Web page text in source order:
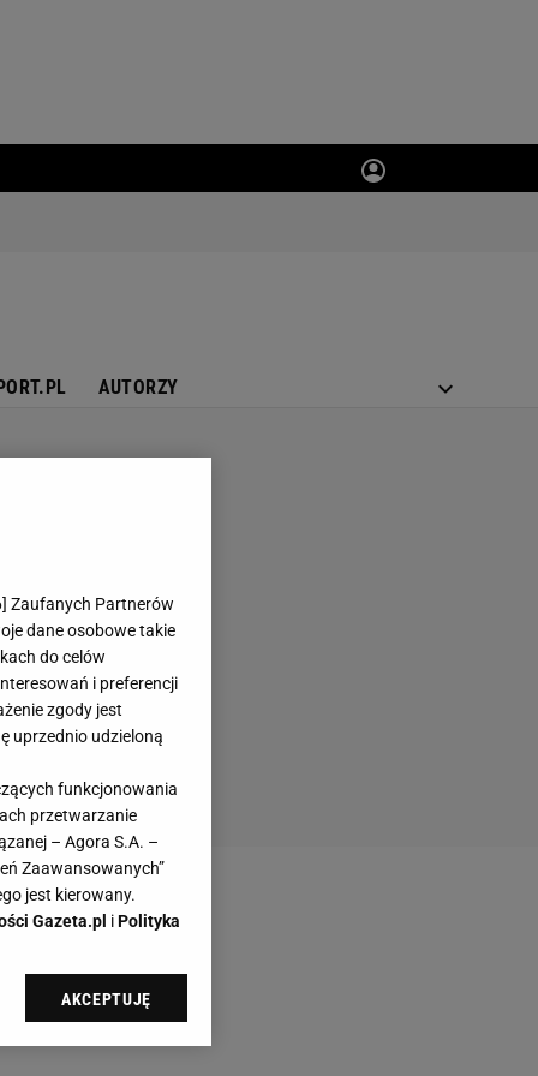
AUTORZY
] Zaufanych Partnerów
dane osobowe takie
do celów
i preferencji
zgody jest
uprzednio udzieloną
funkcjonowania
przetwarzanie
– Agora S.A. –
Zaawansowanych”
jest kierowany.
Gazeta.pl iPolityka
sp. z o.o., jej
swoje preferencje
AKCEPTUJĘ